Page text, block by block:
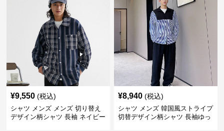
¥9,550 (税込)
シャツ メンズ メンズ 切り替え
デザイン柄シャツ 長袖 ネイビー
¥8,940 (税込)
シャツ メンズ 韓国風ストライプ
切替デザイン柄シャツ 長袖ゆっ